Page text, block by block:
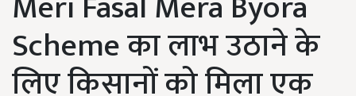
Scheme का लाभ उठाने के
लिए किसानों को मिला एक